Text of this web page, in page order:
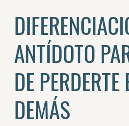
ANTÍDOTO
DE PERDERTE
DEMÁS